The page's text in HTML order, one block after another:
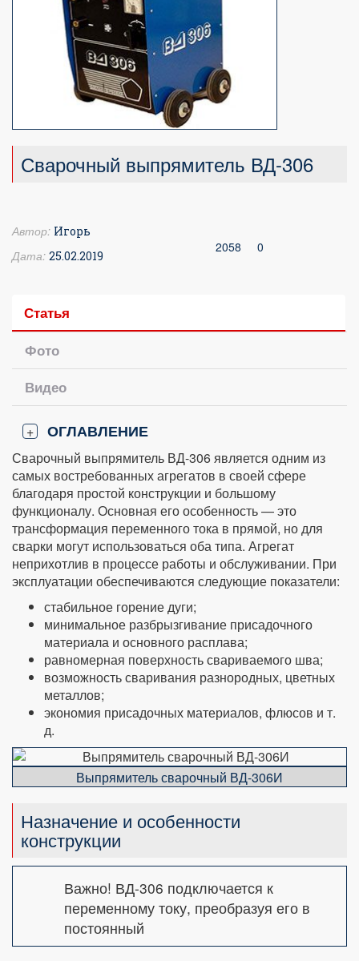
Сварочный выпрямитель ВД-306
Автор: Игорь
Дата: 25.02.2019
2058 0
Статья
Фото
Видео
+ ОГЛАВЛЕНИЕ
Сварочный выпрямитель ВД-306 является одним из
самых востребованных агрегатов в своей сфере
благодаря простой конструкции и большому
функционалу. Основная его особенность — это
трансформация переменного тока в прямой, но для
сварки могут использоваться оба типа. Агрегат
неприхотлив в процессе работы и обслуживании. При
эксплуатации обеспечиваются следующие показатели:
стабильное горение дуги;
минимальное разбрызгивание присадочного
материала и основного расплава;
равномерная поверхность свариваемого шва;
возможность сваривания разнородных, цветных
металлов;
экономия присадочных материалов, флюсов и т.
д.
Выпрямитель сварочный ВД-306И
Назначение и особенности
конструкции
Важно! ВД-306 подключается к
переменному току, преобразуя его в
постоянный